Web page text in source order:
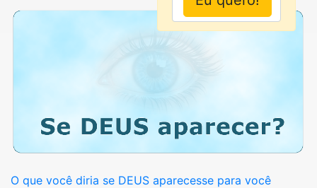
O que você diria se DEUS aparecesse para você